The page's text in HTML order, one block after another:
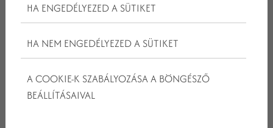
BALATONNÁL KIVÁLÓ
ELHELYEZKEDÉSSEL
A Kristály Hotel Ajka**** nem csupán egy szálloda, hanem egy
mesebeli helyszín, ahol a természet szépsége és a luxus
HA ENGEDÉLYEZED A SÜTIKET
HA NEM ENGEDÉLYEZED A SÜTIKET
A COOKIE-K SZABÁLYOZÁSA A BÖNGÉSZŐ
BEÁLLÍTÁSAIVAL